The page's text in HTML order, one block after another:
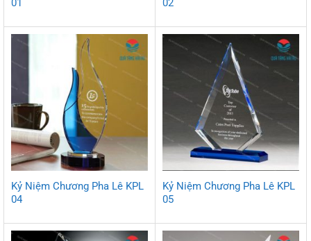
01 02
Kỷ Niệm Chương Pha Lê KPL
04
Kỷ Niệm Chương Pha Lê KPL
05